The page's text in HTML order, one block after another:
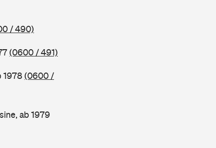
/ 490)
(0600 / 491)
1978(0600 /
ab 1979